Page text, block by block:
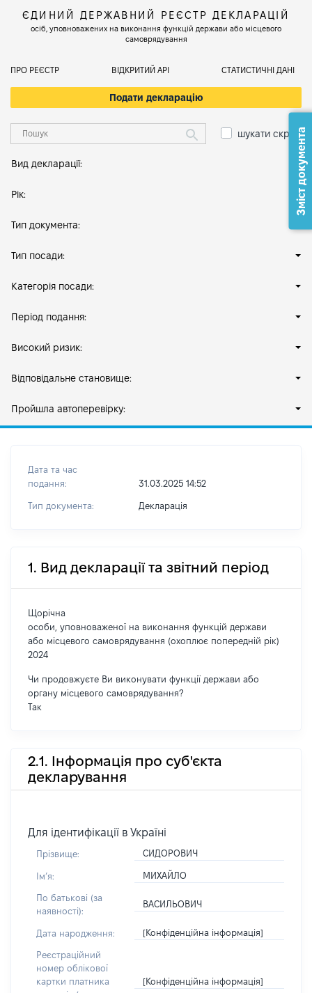
ЄДИНИЙ ДЕРЖАВНИЙ РЕЄСТР ДЕКЛАРАЦІЙ
осіб, уповноважених на виконання функцій держави або місцевого
самоврядування
ПРО РЕЄСТР ВІДКРИТИЙ АРІ СТАТИСТИЧНІ ДАНІ
Подати декларацію
шукати скрізь
Вид декларації:
Рік:
Тип документа:
Тип посади:
Категорія посади:
Період подання:
Високий ризик:
Відповідальне становище:
Пройшла автоперевірку:
Дата та час
подання:
31.03.2025 14:52
Тип документа: Декларація
1. Вид декларації та звітний період
Щорічна
особи, уповноваженої на виконання функцій держави
або місцевого самоврядування (охоплює попередній рік)
2024
Чи продовжуєте Ви виконувати функції держави або
органу місцевого самоврядування?
Так
2.1. Інформація про суб'єкта
декларування
Для ідентифікації в Україні
Прізвище: СИДОРОВИЧ
Імʼя: МИХАЙЛО
По батькові (за
наявності):
ВАСИЛЬОВИЧ
Дата народження: [Конфіденційна інформація]
Реєстраційний
номер облікової
картки платника
[Конфіденційна інформація]
Зміст документа